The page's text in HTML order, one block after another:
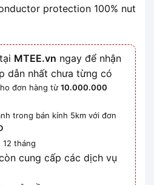
protection 100% nut
MTEE.vn ngay để nhận
dẫn nhất chưa từng có
đơn hàng từ10.000.000
trong bán kính 5km với đơn
12 tháng
cung cấp các dịch vụ